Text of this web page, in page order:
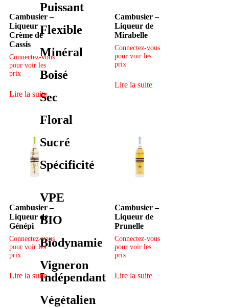
Puissant
Flexible
Minéral
Boisé
Sec
Floral
Sucré
Spécificité
VPE
BIO
Biodynamie
Vigneron
Indépendant
Végétalien
Cambusier –
Liqueur
Crème de
Cassis
Connectez-vous
pour voir les
prix
Lire la suite
Cambusier –
Liqueur de
Mirabelle
Connectez-vous
pour voir les
prix
Lire la suite
Cambusier –
Liqueur de
Génépi
Connectez-vous
pour voir les
prix
Lire la suite
Cambusier –
Liqueur de
Prunelle
Connectez-vous
pour voir les
prix
Lire la suite